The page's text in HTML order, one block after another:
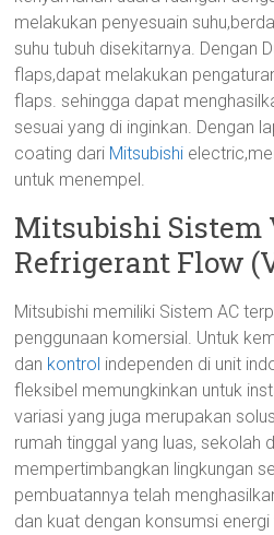
melakukan penyesuain
suhu tubuh disekitarnya. Dengan
flaps,dapat melakukan
flaps. sehingga dapat
sesuai yang di inginkan. Dengan
coating dari Mitsubishi
untuk menempel.
Mitsubishi Sistem
Refrigerant Flow
Mitsubishi memiliki Sistem AC
penggunaan komersial. Untuk
dan kontrol independen di unit
fleksibel memungkinkan untuk
variasi yang juga merupakan
rumah tinggal yang luas, sekolah
mempertimbangkan lingkungan
pembuatannya telah
dan kuat dengan konsumsi